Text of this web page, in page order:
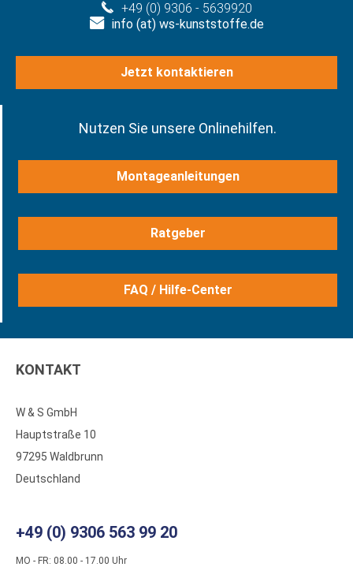
+49 (0) 9306 - 5639920
info (at) ws-kunststoffe.de
Jetzt kontaktieren
Nutzen Sie unsere Onlinehilfen.
Montageanleitungen
Ratgeber
FAQ / Hilfe-Center
KONTAKT
W & S GmbH
Hauptstraße 10
97295 Waldbrunn
Deutschland
+49 (0) 9306 563 99 20
MO - FR: 08.00 - 17.00 Uhr